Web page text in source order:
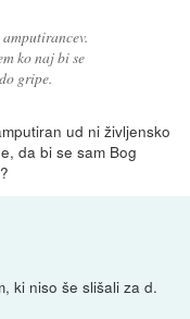
ko naj bi se
gripe.
ud ni življensko
da bi se sam Bog
ki niso še slišali za d.